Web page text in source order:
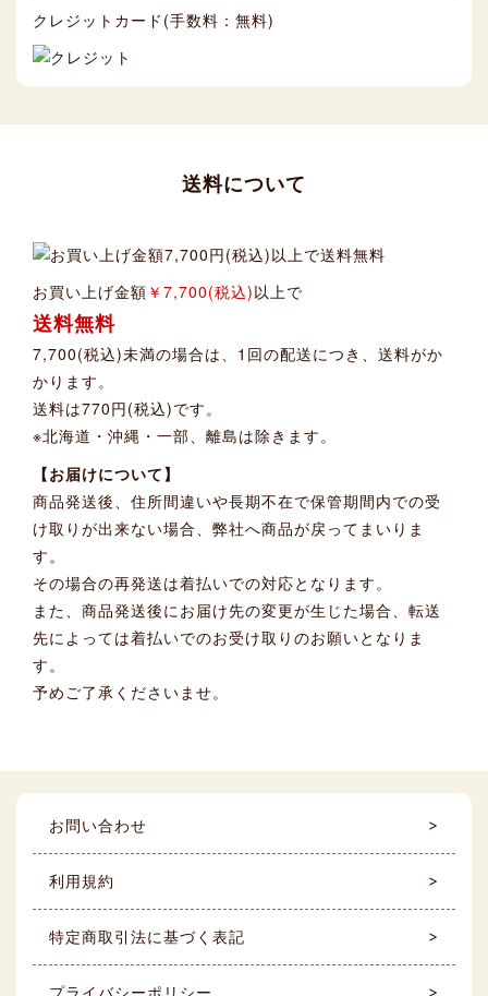
クレジットカード(手数料：無料)
送料について
お買い上げ金額 ￥7,700(税込)以上で
送料無料
7,700(税込)未満の場合は、1回の配送につき、送料がか
かります。
送料は770円(税込)です。
※北海道・沖縄・一部、離島は除きます。
【お届けについて】
商品発送後、住所間違いや長期不在で保管期間内での受
け取りが出来ない場合、弊社へ商品が戻ってまいりま
す。
その場合の再発送は着払いでの対応となります。
また、商品発送後にお届け先の変更が生じた場合、転送
先によっては着払いでのお受け取りのお願いとなりま
す。
予めご了承くださいませ。
お問い合わせ
利用規約
特定商取引法に基づく表記
プライバシーポリシー